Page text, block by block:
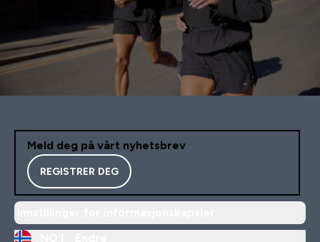
Meld deg på vårt nyhetsbrev
REGISTRER DEG